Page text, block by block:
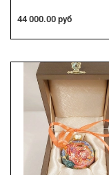
44 000.00 руб